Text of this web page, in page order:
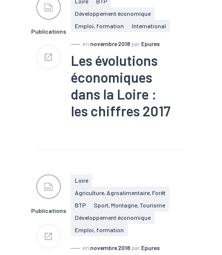
ont bénéficié d'une aide
financière de la part de Pôle
Alpes en 2016-2017
sont toujours actives en avril
Secteurs : 18 % "Autres
commerces", 15 % "BTP,
Construction", 14 % "Services
aux entreprises", 3 %
"Industrie"
Publications
Développement économique
Emploi, formation
International
en novembre 2018 par Epures
Les évolutions
économiques
dans la Loire :
les chiffres 2017
Publications
Loire
Agriculture, Agroalimentaire, Forêt
BTP
Sport, Montagne, Tourisme
Développement économique
Emploi, formation
en novembre 2018 par Epures